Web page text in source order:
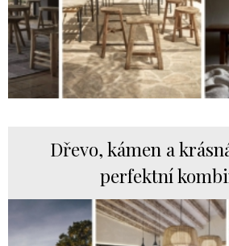
Dřevo, kámen a
perfektní